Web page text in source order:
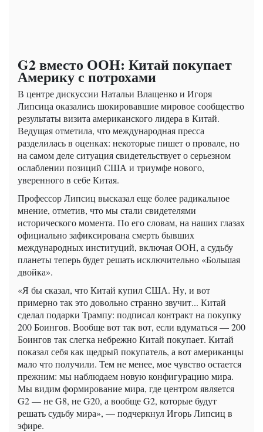
G2 вместо ООН: Китай покупает
Америку с потрохами
В центре дискуссии Натальи Влащенко и Игоря
Липсица оказались шокировавшие мировое сообщество
результаты визита американского лидера в Китай.
Ведущая отметила, что международная пресса
разделилась в оценках: некоторые пишет о провале, но
на самом деле ситуация свидетельствует о серьезном
ослаблении позиций США и триумфе нового,
уверенного в себе Китая.
Профессор Липсиц высказал еще более радикальное
мнение, отметив, что мы стали свидетелями
исторического момента. По его словам, на наших глазах
официально зафиксирована смерть бывших
международных институций, включая ООН, а судьбу
планеты теперь будет решать исключительно «Большая
двойка».
«Я бы сказал, что Китай купил США. Ну, и вот
примерно так это довольно странно звучит... Китай
сделал подарки Трампу: подписал контракт на покупку
200 Боингов. Вообще вот так вот, если вдуматься — 200
Боингов так слегка небрежно Китай покупает. Китай
показал себя как щедрый покупатель, а вот американцы
мало что получили. Тем не менее, мое чувство остается
прежним: мы наблюдаем новую конфигурацию мира.
Мы видим формирование мира, где центром является
G2 — не G8, не G20, а вообще G2, которые будут
решать судьбу мира», — подчеркнул Игорь Липсиц в
эфире.